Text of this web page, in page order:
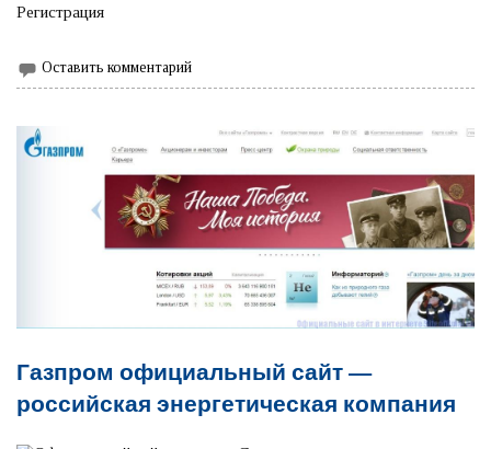
Регистрация
Оставить комментарий
Газпром официальный сайт —
российская энергетическая компания